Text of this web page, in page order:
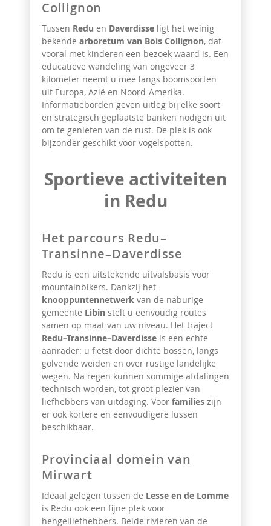
Collignon
Tussen Redu en Daverdisse ligt het weinig
bekende arboretum van Bois Collignon, dat
vooral met kinderen een bezoek waard is. Een
educatieve wandeling van ongeveer 3
kilometer neemt u mee langs boomsoorten
uit Europa, Azië en Noord-Amerika.
Informatieborden geven uitleg bij elke soort
en strategisch geplaatste banken nodigen uit
om te genieten van de rust. De plek is ook
bijzonder geschikt voor vogelspotten.
Sportieve activiteiten
in Redu
Het parcours Redu–
Transinne–Daverdisse
Redu is een uitstekende uitvalsbasis voor
mountainbikers. Dankzij het
knooppuntennetwerk van de naburige
gemeente Libin stelt u eenvoudig routes
samen op maat van uw niveau. Het traject
Redu–Transinne–Daverdisse is een echte
aanrader: u fietst door dichte bossen, langs
golvende weiden en over rustige landelijke
wegen. Na regen kunnen sommige afdalingen
technisch worden, tot groot plezier van
liefhebbers van uitdaging. Voor families zijn
er ook kortere en eenvoudigere lussen
beschikbaar.
Provinciaal domein van
Mirwart
Ideaal gelegen tussen de Lesse en de Lomme
is Redu ook een fijne plek voor
hengelliefhebbers. Beide rivieren van de